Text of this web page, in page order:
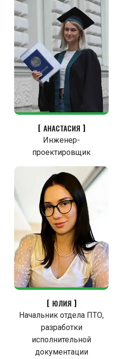
АНАСТАСИЯ
Инженер-
проектировщик
ЮЛИЯ
Начальник отдела ПТО,
разработки
исполнительной
документации